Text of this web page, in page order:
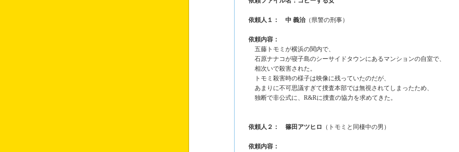
依頼人１： 中 義治（県警の刑事）
依頼内容：
五藤トモミが横浜の関内で、
石原ナナコが寝子島のシーサイドタウンにあるマンションの自室で、
相次いで殺害された。
トモミ殺害時の様子は映像に残っていたのだが、
あまりに不可思議すぎて捜査本部では無視されてしまったため、
独断で非公式に、R&Rに捜査の協力を求めてきた。
依頼人２： 篠田アツヒロ （トモミと同棲中の男）
依頼内容：